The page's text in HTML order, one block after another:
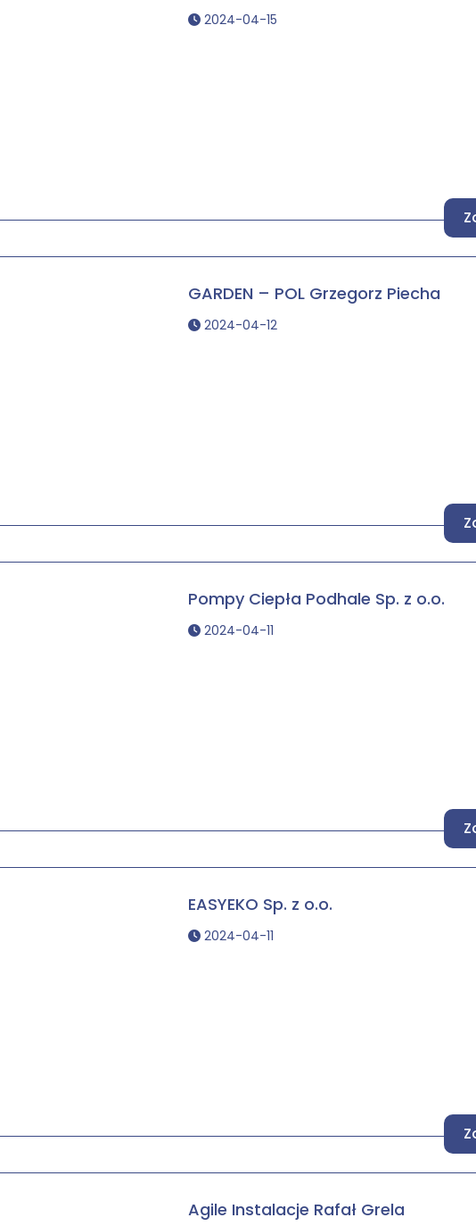
2024-04-15
GARDEN – POL Grzegorz Piecha
2024-04-12
Pompy Ciepła Podhale Sp. z o.o.
2024-04-11
EASYEKO Sp. z o.o.
2024-04-11
Agile Instalacje Rafał Grela